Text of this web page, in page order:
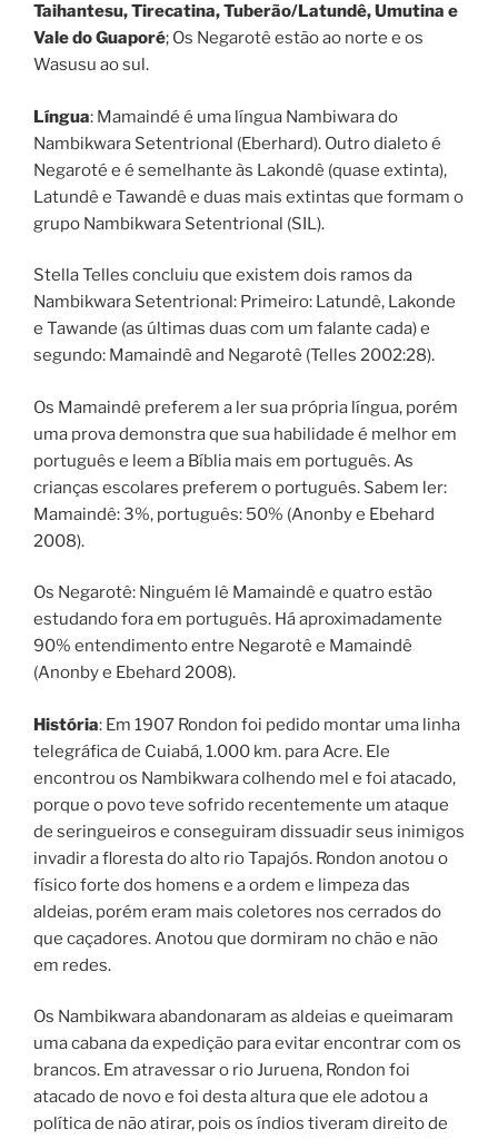
Taihantesu, Tirecatina, Tuberão/Latundê, Umutina e
Vale do Guaporé; Os Negarotê estão ao norte e os
Wasusu ao sul.
Língua: Mamaindé é uma língua Nambiwara do
Nambikwara Setentrional (Eberhard). Outro dialeto é
Negaroté e é semelhante às Lakondê (quase extinta),
Latundê e Tawandê e duas mais extintas que formam o
grupo Nambikwara Setentrional (SIL).
Stella Telles concluiu que existem dois ramos da
Nambikwara Setentrional: Primeiro: Latundê, Lakonde
e Tawande (as últimas duas com um falante cada) e
segundo: Mamaindê and Negarotê (Telles 2002:28).
Os Mamaindê preferem a ler sua própria língua, porém
uma prova demonstra que sua habilidade é melhor em
português e leem a Bíblia mais em português. As
crianças escolares preferem o português. Sabem ler:
Mamaindê: 3%, português: 50% (Anonby e Ebehard
2008).
Os Negarotê: Ninguém lê Mamaindê e quatro estão
estudando fora em português. Há aproximadamente
90% entendimento entre Negarotê e Mamaindê
(Anonby e Ebehard 2008).
História: Em 1907 Rondon foi pedido montar uma linha
telegráfica de Cuiabá, 1.000 km. para Acre. Ele
encontrou os Nambikwara colhendo mel e foi atacado,
porque o povo teve sofrido recentemente um ataque
de seringueiros e conseguiram dissuadir seus inimigos
invadir a floresta do alto rio Tapajós. Rondon anotou o
físico forte dos homens e a ordem e limpeza das
aldeias, porém eram mais coletores nos cerrados do
que caçadores. Anotou que dormiram no chão e não
em redes.
Os Nambikwara abandonaram as aldeias e queimaram
uma cabana da expedição para evitar encontrar com os
brancos. Em atravessar o rio Juruena, Rondon foi
atacado de novo e foi desta altura que ele adotou a
política de não atirar, pois os índios tiveram direito de